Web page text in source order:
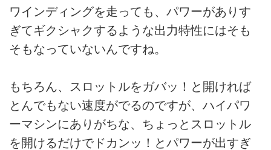
ワインディングを走っても、パワーがありす
ぎてギクシャクするような出力特性にはそも
そもなっていないんですね。
もちろん、スロットルをガバッ！と開ければ
とんでもない速度がでるのですが、ハイパワ
ーマシンにありがちな、ちょっとスロットル
を開けるだけでドカンッ！とパワーが出すぎ